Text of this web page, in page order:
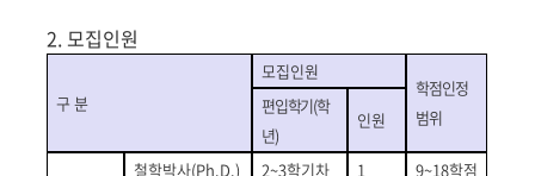
2. 모집인원
구 분
모집인원
학점인정
범위
편입학기(학
년)
인원
철학박사(Ph.D.) 2~3학기차 1 9~18학점